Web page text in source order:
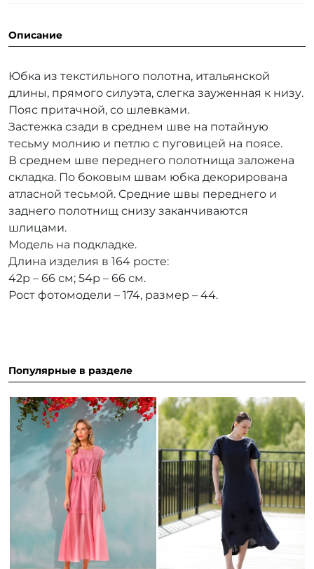
Описание
Юбка из текстильного полотна, итальянской
длины, прямого силуэта, слегка зауженная к низу.
Пояс притачной, со шлевками.
Застежка сзади в среднем шве на потайную
тесьму молнию и петлю с пуговицей на поясе.
В среднем шве переднего полотнища заложена
складка. По боковым швам юбка декорирована
атласной тесьмой. Средние швы переднего и
заднего полотнищ снизу заканчиваются
шлицами.
Модель на подкладке.
Длина изделия в 164 росте:
42р – 66 см; 54р – 66 см.
Рост фотомодели – 174, размер – 44.
Популярные в разделе